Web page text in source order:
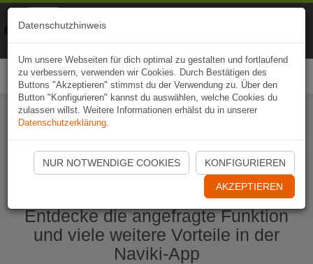
Naviki App jetzt öffnen
Entdecke die angefragte Funktion
und viele weitere Vorteile in der
Naviki-App
Datenschutzhinweis
Um unsere Webseiten für dich optimal zu gestalten und fortlaufend
zu verbessern, verwenden wir Cookies. Durch Bestätigen des
Buttons "Akzeptieren" stimmst du der Verwendung zu. Über den
Button "Konfigurieren" kannst du auswählen, welche Cookies du
zulassen willst. Weitere Informationen erhälst du in unserer
Datenschutzerklärung.
NUR NOTWENDIGE COOKIES KONFIGURIEREN
AKZEPTIEREN
Naviki